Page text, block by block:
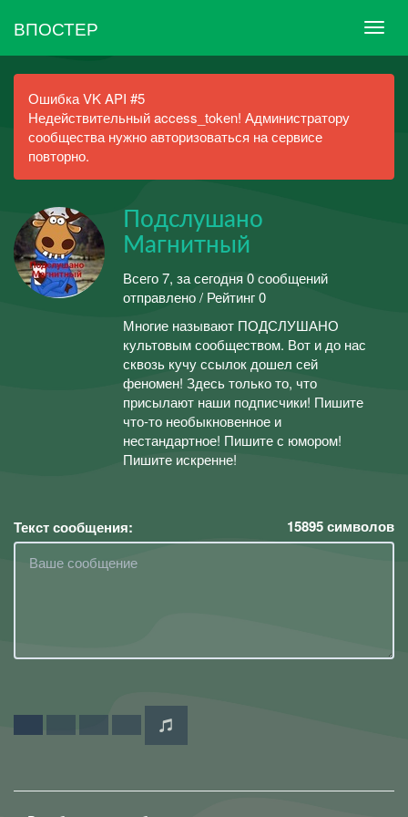
ВПОСТЕР
Ошибка VK API #5
Недействительный access_token! Администратору
сообщества нужно авторизоваться на сервисе
повторно.
Подслушано
Магнитный
Всего 7, за сегодня 0 сообщений
отправлено / Рейтинг 0
Многие называют ПОДСЛУШАНО
культовым сообществом. Вот и до нас
сквозь кучу ссылок дошел сей
феномен! Здесь только то, что
присылают наши подписчики! Пишите
что-то необыкновенное и
нестандартное! Пишите с юмором!
Пишите искренне!
Текст сообщения: 15895символов